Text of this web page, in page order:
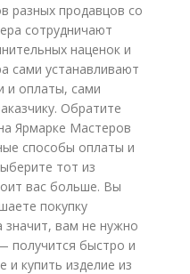
разных продавцов со
сотрудничают
наценок и
сами устанавливают
и оплаты, сами
Обратите
Ярмарке Мастеров
способы оплаты и
тот из
вас больше. Вы
покупку
значит, вам не нужно
получится быстро и
и купить изделие из